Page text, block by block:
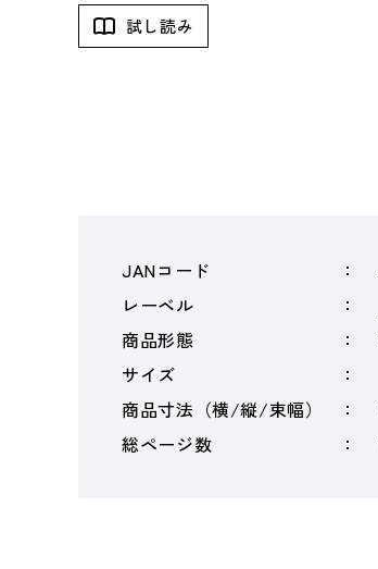
試し読み
JANコード
レーベル
商品形態
サイズ
商品寸法（横/縦/束幅）
総ページ数